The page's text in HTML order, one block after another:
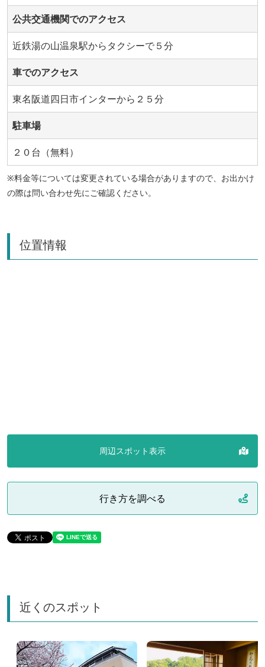
公共交通機関でのアクセス
近鉄湯の山温泉駅からタクシーで５分
車でのアクセス
東名阪道四日市インターから２５分
駐車場
２０台（無料）
※料金等については変更されている場合がありますので、お出かけ
の際は問い合わせ先にご確認ください。
位置情報
周辺スポット表示
行き方を調べる
近くのスポット